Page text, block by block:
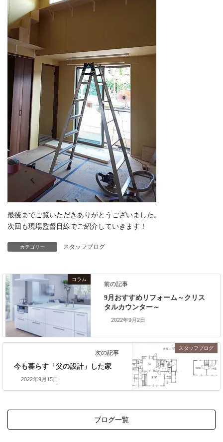
最後までご覧いただきありがとうございました。
次回も現場監督目線でご紹介していきます！
カテゴリー スタッフブログ
コラム
前の記事
9月おすすめリフォーム～クリス
タルカウンター～
2022年9月2日
スタッフブログ
次の記事
今も暮らす「父の設計」した家
2022年9月15日
ブログ一覧